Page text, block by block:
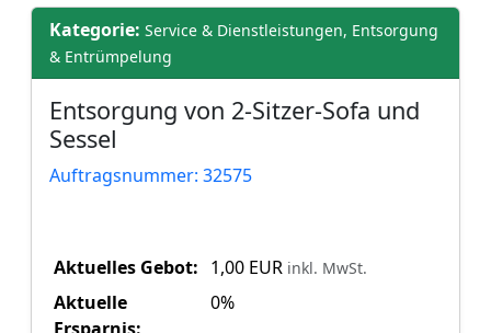
Kategorie: Service & Dienstleistungen, Entsorgung
& Entrümpelung
Entsorgung von 2-Sitzer-Sofa und
Sessel
Auftragsnummer: 32575
Aktuelles Gebot: 1,00 EUR inkl. MwSt.
Aktuelle
0%